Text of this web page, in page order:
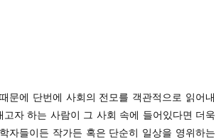
문에 단번에 사회의 전모를 객관적으로 읽어내
자 하는 사람이 그 사회 속에 들어있다면 더욱
자들이든 작가든 혹은 단순히 일상을 영위하는